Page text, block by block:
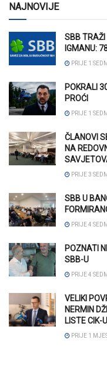
NAJNOVIJE
SBB TRAŽI
IGMANU:
PRIJE 1
POKRALI
PROĆI
PRIJE 1
ČLANOVI
NA
PRIJE 3
SBB U
PRIJE 4
POZNATI
SBB-U
PRIJE 4
VELIKI
NERMIN
LISTE CIK-U
PRIJE 1